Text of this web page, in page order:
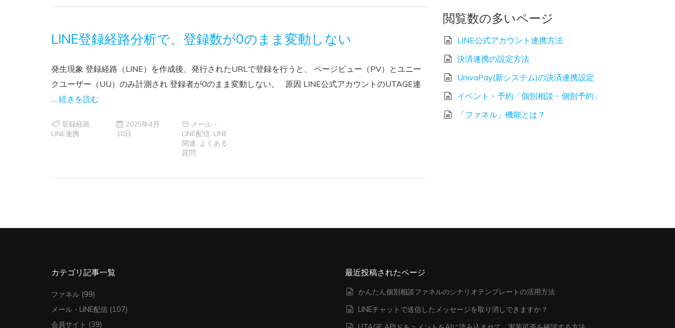
LINE登録経路分析で、登録数が0のまま変動しない
発生現象 登録経路（LINE）を作成後、発行されたURLで登録を行うと、 ページビュー（PV）とユニー
クユーザー（UU）のみ計測され 登録者が0のまま変動しない。 原因 LINE公式アカウントのUTAGE連
続きを読む
登録経路
LINE連携
2025年4月
10日
メール・
LINE配信, LINE
関連 よくある
質問
閲覧数の多いページ
LINE公式アカウント連携方法
決済連携の設定方法
UnivaPay(新システム)の決済連携設定
イベント・予約「個別相談・個別予約」
「ファネル」機能とは？
カテゴリ記事一覧
ファネル (99)
メール・LINE配信 (107)
会員サイト (39)
最近投稿されたページ
かんたん個別相談ファネルのシナリオテンプレートの活用方法
LINEチャットで送信したメッセージを取り消しできますか？